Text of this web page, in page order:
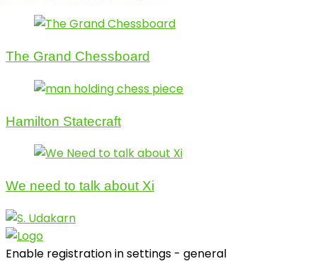
The Grand Chessboard
Hamilton Statecraft
We need to talk about Xi
Enable registration in settings - general